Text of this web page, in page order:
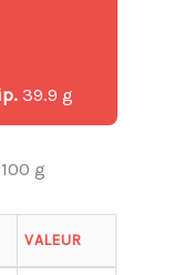
39.9 g
g
VALEUR